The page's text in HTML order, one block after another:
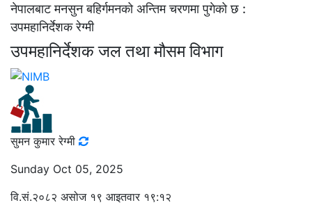
नेपालबाट मनसुन बहिर्गमनको अन्तिम चरणमा पुगेको छ :
उपमहानिर्देशक रेग्मी
उपमहानिर्देशक जल तथा मौसम विभाग
सुमन कुमार रेग्मी
Sunday Oct 05, 2025
वि.सं.२०८२ असोज १९ आइतवार १९:१२